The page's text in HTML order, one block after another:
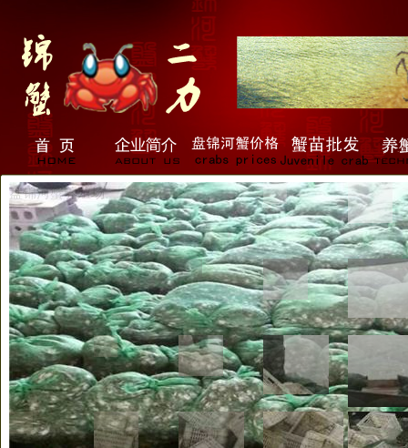
盘锦河蟹养殖场